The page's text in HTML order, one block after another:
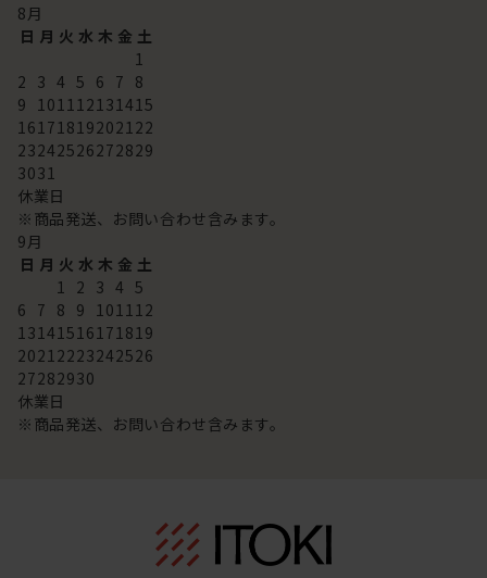
8月
日 月 火 水 木 金 土
1
2 3 4 5 6 7 8
9 101112131415
16171819202122
23242526272829
3031
休業日
※商品発送、お問い合わせ含みます。
9月
日 月 火 水 木 金 土
1 2 3 4 5
6 7 8 9 101112
13141516171819
20212223242526
27282930
休業日
※商品発送、お問い合わせ含みます。